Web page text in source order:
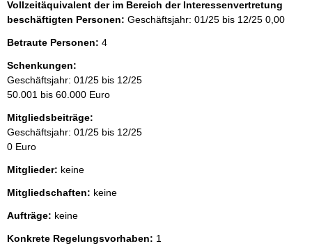
Vollzeitäquivalent der im Bereich der Interessenvertretung
beschäftigten Personen: Geschäftsjahr: 01/25 bis 12/25 0,00
Betraute Personen: 4
Schenkungen:
Geschäftsjahr: 01/25 bis 12/25
50.001 bis 60.000 Euro
Mitgliedsbeiträge:
Geschäftsjahr: 01/25 bis 12/25
0 Euro
Mitglieder: keine
Mitgliedschaften: keine
Aufträge: keine
Konkrete Regelungsvorhaben: 1